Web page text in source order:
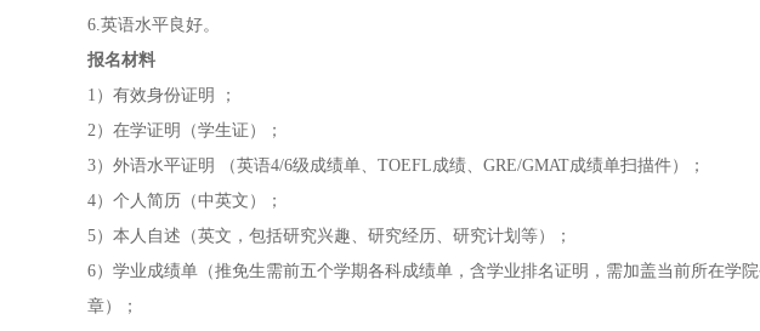
6.英语水平良好。
报名材料
1）有效身份证明 ；
2）在学证明（学生证）；
3）外语水平证明 （英语4/6级成绩单、TOEFL成绩、GRE/GMAT成绩单扫描件）；
4）个人简历（中英文）；
5）本人自述（英文，包括研究兴趣、研究经历、研究计划等）；
6）学业成绩单（推免生需前五个学期各科成绩单，含学业排名证明，需加盖当前所在学
章）；